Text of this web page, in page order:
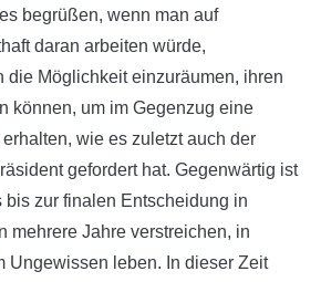
begrüßen, wenn man auf
daran arbeiten würde,
die Möglichkeit einzuräumen, ihren
können, um im Gegenzug eine
wie es zuletzt auch der
gefordert hat. Gegenwärtig ist
bis zur finalen Entscheidung in
mehrere Jahre verstreichen, in
Ungewissen leben. In dieser Zeit